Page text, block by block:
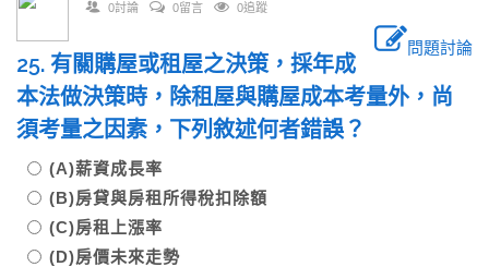
0討論 0留言 0追蹤
問題討論
25. 有關購屋或租屋之決策，採年成
本法做決策時，除租屋與購屋成本考量外，尚
須考量之因素，下列敘述何者錯誤？
(A)薪資成長率
(B)房貸與房租所得稅扣除額
(C)房租上漲率
(D)房價未來走勢